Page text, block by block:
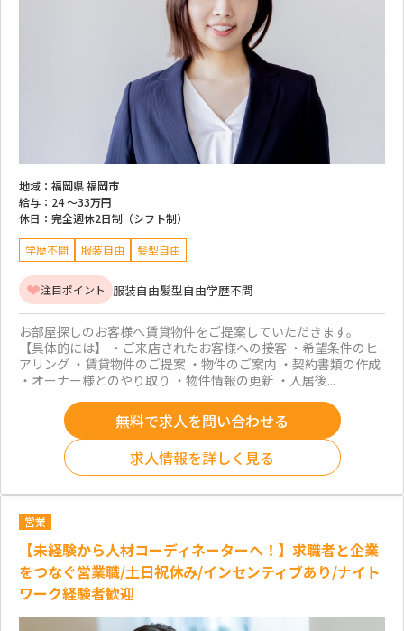
地域： 福岡県 福岡市
給与： 24 ～33万円
休日： 完全週休2日制（シフト制）
学歴不問 服装自由 髪型自由
注目ポイント 服装自由髪型自由学歴不問
お部屋探しのお客様へ賃貸物件をご提案していただきます。
【具体的には】 ・ご来店されたお客様への接客 ・希望条件のヒ
アリング ・賃貸物件のご提案 ・物件のご案内 ・契約書類の作成
・オーナー様とのやり取り ・物件情報の更新 ・入居後...
無料で求人を問い合わせる
求人情報を詳しく見る
営業
【未経験から人材コーディネーターへ！】求職者と企業
をつなぐ営業職/土日祝休み/インセンティブあり/ナイト
ワーク経験者歓迎